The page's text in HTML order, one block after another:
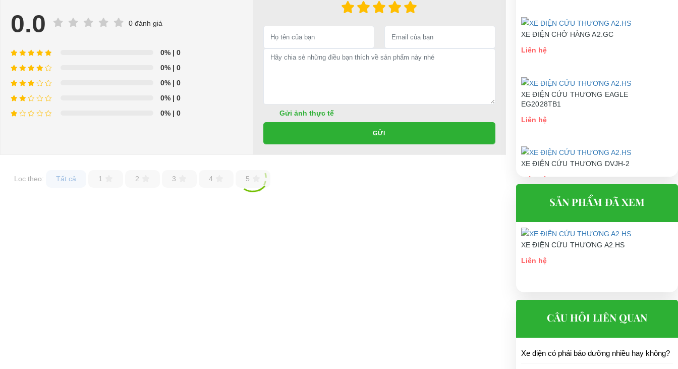
0.0 0 đánh giá
0%| 0
0%| 0
0%| 0
0%| 0
0%| 0 Gửi ảnh thực tế
GỬI
Lọc theo: Tất cả 1 2 3 4 5
XE ĐIỆN CHỞ HÀNG A2.GC
Liên hệ
XE ĐIỆN CỨU THƯƠNG EAGLE
EG2028TB1
Liên hệ
XE ĐIỆN CỨU THƯƠNG DVJH-2
Liên hệ
SẢN PHẨM ĐÃ XEM
XE ĐIỆN CỨU THƯƠNG A2.HS
Liên hệ
CÂU HỎI LIÊN QUAN
Xe điện có phải bảo dưỡng nhiều hay không?